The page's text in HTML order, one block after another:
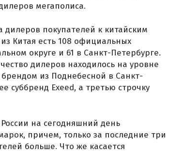
мегаполиса.
покупателей к китайским
Китая есть 108 официальных
округе и 61 в Санкт-Петербурге.
дилеров находилось на уровне
из Поднебесной в Санкт-
суббренд Exeed, а третью строчку
на сегодняшний день
причем, только за последние три
больше. Что же касается